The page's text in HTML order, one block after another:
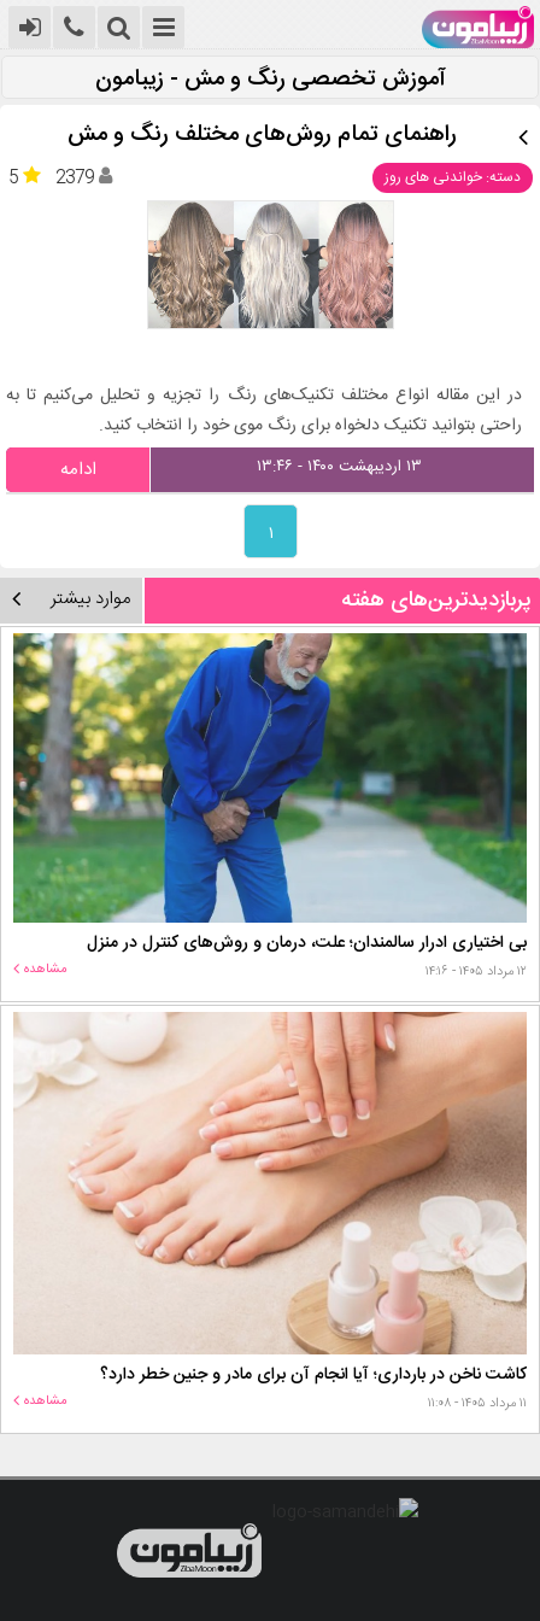
آموزش تخصصی رنگ و مش - زیبامون
راهنمای تمام روش‌های مختلف رنگ و مش
دسته: خواندنی های روز 5 2379
در این مقاله انواع مختلف تکنیک‌های رنگ را تجزیه و تحلیل می‌کنیم تا به
راحتی بتوانید تکنیک دلخواه برای رنگ موی خود را انتخاب کنید.
۱۳ اردیبهشت ۱۴۰۰ - ۱۳:۴۶ ادامه
۱
پربازدیدترین‌های هفته موارد بیشتر
بی اختیاری ادرار سالمندان؛ علت، درمان و روش‌های کنترل در منزل
۱۲ مرداد ۱۴۰۵ - ۱۴:۱۶ مشاهده
کاشت ناخن در بارداری؛ آیا انجام آن برای مادر و جنین خطر دارد؟
۱۱ مرداد ۱۴۰۵ - ۱۱:۰۸ مشاهده